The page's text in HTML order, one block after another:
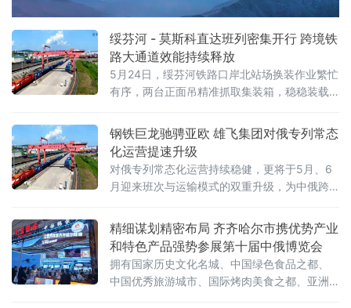
绥芬河 - 莫斯科直达班列密集开行 跨境铁
路大通道效能持续释放
5月24日，绥芬河铁路口岸北站场换装作业繁忙
有序，两台正面吊精准抓取集装箱，稳稳装载
二、三列“绥芬河—莫斯科”直达班列完成编组，
即将满载110个集装箱、货值超5000万元人民
币的货物启程赴俄，标志着绥芬河口岸跨境铁
路运能实现新跃升。
钢铁巨龙驰骋亚欧 雄飞集团对俄专列常态
化运营提速升级
对俄专列常态化运营持续稳健，更将于5月、6
月迎来班次与运输模式的双重升级，为中俄跨
精细谋划精密布局 齐齐哈尔市携优势产业
和特色产品强势参展第十届中俄博览会
拥有国家历史文化名城、中国绿色食品之都、
中国优秀旅游城市、国际烤肉美食之都、亚洲